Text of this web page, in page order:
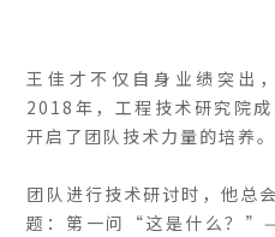
王佳才不仅自身业绩突出
2018年，工程技术研究院
开启了团队技术力量的培养。
团队进行技术研讨时，他总
题：第一问“这是什么？